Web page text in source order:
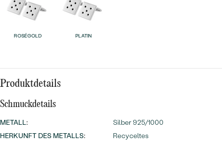
NACH DER FARBE
NACH DER FORM
DIAMANTEN
Ohrrinnge
Halsketten
Meistverkaufte
ROSÉGOLD PLATIN
Produktdetails
Schmuckdetails
METALL:
Silber 925/1000
HERKUNFT DES METALLS:
Recyceltes